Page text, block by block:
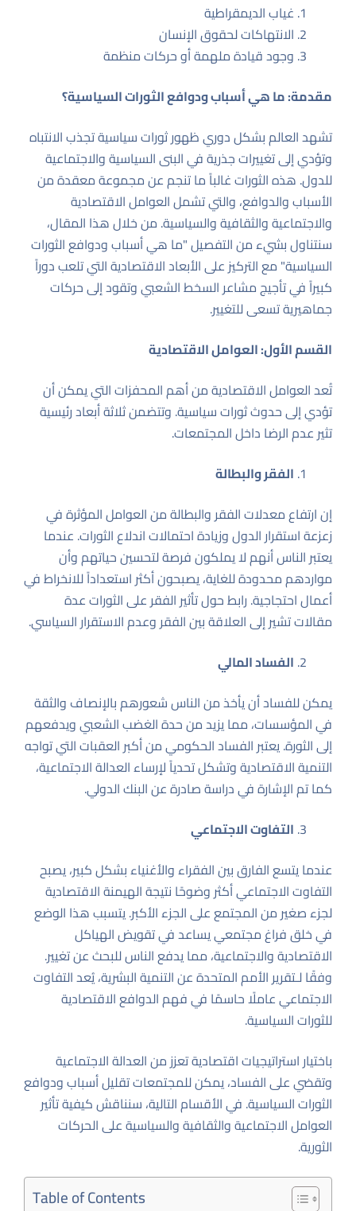
غياب الديمقراطية
الانتهاكات لحقوق الإنسان
وجود قيادة ملهمة أو حركات منظمة
مقدمة: ما هي أسباب ودوافع الثورات السياسية؟
تشهد العالم بشكل دوري ظهور ثورات سياسية تجذب الانتباه
وتؤدي إلى تغييرات جذرية في البنى السياسية والاجتماعية
للدول. هذه الثورات غالباً ما تنجم عن مجموعة معقدة من
الأسباب والدوافع، والتي تشمل العوامل الاقتصادية
والاجتماعية والثقافية والسياسية. من خلال هذا المقال،
سنتناول بشيء من التفصيل "ما هي أسباب ودوافع الثورات
السياسية" مع التركيز على الأبعاد الاقتصادية التي تلعب دوراً
كبيراً في تأجيج مشاعر السخط الشعبي وتقود إلى حركات
جماهيرية تسعى للتغيير.
القسم الأول: العوامل الاقتصادية
تُعد العوامل الاقتصادية من أهم المحفزات التي يمكن أن
تؤدي إلى حدوث ثورات سياسية. وتتضمن ثلاثة أبعاد رئيسية
تثير عدم الرضا داخل المجتمعات.
الفقر والبطالة
إن ارتفاع معدلات الفقر والبطالة من العوامل المؤثرة في
زعزعة استقرار الدول وزيادة احتمالات اندلاع الثورات. عندما
يعتبر الناس أنهم لا يملكون فرصة لتحسين حياتهم وأن
مواردهم محدودة للغاية، يصبحون أكثر استعداداً للانخراط في
أعمال احتجاجية. رابط حول تأثير الفقر على الثوراتعدة
مقالات تشير إلى العلاقة بين الفقر وعدم الاستقرار السياسي.
الفساد المالي
يمكن للفساد أن يأخذ من الناس شعورهم بالإنصاف والثقة
في المؤسسات، مما يزيد من حدة الغضب الشعبي ويدفعهم
إلى الثورة. يعتبر الفساد الحكومي من أكبر العقبات التي تواجه
التنمية الاقتصادية وتشكل تحدياً لإرساء العدالة الاجتماعية،
كما تم الإشارة فيدراسة صادرة عن البنك الدولي.
التفاوت الاجتماعي
عندما يتسع الفارق بين الفقراء والأغنياء بشكل كبير، يصبح
التفاوت الاجتماعي أكثر وضوحًا نتيجة الهيمنة الاقتصادية
لجزء صغير من المجتمع على الجزء الأكبر. يتسبب هذا الوضع
في خلق فراغ مجتمعي يساعد في تقويض الهياكل
الاقتصادية والاجتماعية، مما يدفع الناس للبحث عن تغيير.
وفقًا لـتقرير الأمم المتحدة عن التنمية البشرية، يُعد التفاوت
الاجتماعي عاملًا حاسمًا في فهم الدوافع الاقتصادية
للثورات السياسية.
باختيار استراتيجيات اقتصادية تعزز من العدالة الاجتماعية
وتقضي على الفساد، يمكن للمجتمعات تقليل أسباب ودوافع
الثورات السياسية. في الأقسام التالية، سنناقش كيفية تأثير
العوامل الاجتماعية والثقافية والسياسية على الحركات
الثورية.
Table of Contents